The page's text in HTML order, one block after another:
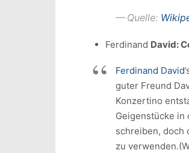
Quelle:
Ferdinand David:
Ferdinand David
guter Freund
Konzertino
Geigenstücke in
schreiben, doch
zu